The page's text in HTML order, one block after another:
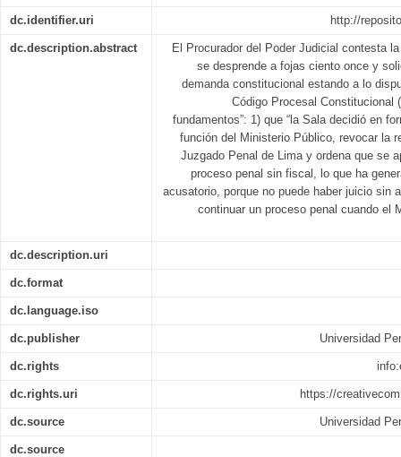
dc.identifier.uri http://
dc.description.abstract
El Procurador del Poder Judicial contesta
se desprende a fojas ciento once y
demanda constitucional estando a lo
Código Procesal Constitucional
fundamentos”: 1) que “la Sala decidió en
función del Ministerio Público, revocar la
Juzgado Penal de Lima y ordena que se
proceso penal sin fiscal, lo que ha
acusatorio, porque no puede haber juicio sin
continuar un proceso penal cuando el
dc.description.uri
dc.format
dc.language.iso
dc.publisher Universidad
dc.rights
dc.rights.uri https://
dc.source Universidad
dc.source